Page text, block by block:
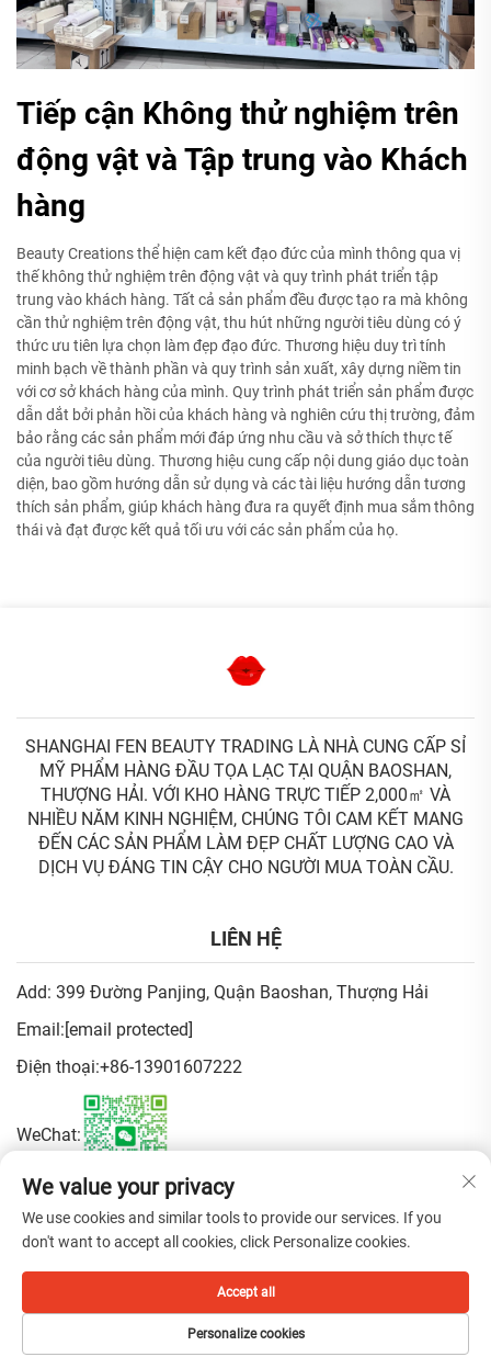
Tiếp cận Không thử nghiệm trên
động vật và Tập trung vào Khách
hàng
Beauty Creations thể hiện cam kết đạo đức của mình thông qua vị
thế không thử nghiệm trên động vật và quy trình phát triển tập
trung vào khách hàng. Tất cả sản phẩm đều được tạo ra mà không
cần thử nghiệm trên động vật, thu hút những người tiêu dùng có ý
thức ưu tiên lựa chọn làm đẹp đạo đức. Thương hiệu duy trì tính
minh bạch về thành phần và quy trình sản xuất, xây dựng niềm tin
với cơ sở khách hàng của mình. Quy trình phát triển sản phẩm được
dẫn dắt bởi phản hồi của khách hàng và nghiên cứu thị trường, đảm
bảo rằng các sản phẩm mới đáp ứng nhu cầu và sở thích thực tế
của người tiêu dùng. Thương hiệu cung cấp nội dung giáo dục toàn
diện, bao gồm hướng dẫn sử dụng và các tài liệu hướng dẫn tương
thích sản phẩm, giúp khách hàng đưa ra quyết định mua sắm thông
thái và đạt được kết quả tối ưu với các sản phẩm của họ.
SHANGHAI FEN BEAUTY TRADING LÀ NHÀ CUNG CẤP SỈ
MỸ PHẨM HÀNG ĐẦU TỌA LẠC TẠI QUẬN BAOSHAN,
THƯỢNG HẢI. VỚI KHO HÀNG TRỰC TIẾP 2,000㎡ VÀ
NHIỀU NĂM KINH NGHIỆM, CHÚNG TÔI CAM KẾT MANG
ĐẾN CÁC SẢN PHẨM LÀM ĐẸP CHẤT LƯỢNG CAO VÀ
DỊCH VỤ ĐÁNG TIN CẬY CHO NGƯỜI MUA TOÀN CẦU.
LIÊN HỆ
Add: 399 Đường Panjing, Quận Baoshan, Thượng Hải
Email:[email protected]
Điện thoại:+86-13901607222
WeChat:
Chính sách bảo mật
Bản quyền © 2025 China Shanghai Fen Beauty Trading Co., Ltd. Tất
cả các quyền được bảo lưu.
We value your privacy
We use cookies and similar tools to provide our services. If you
don't want to accept all cookies, click Personalize cookies.
Personalize cookies
Accept all